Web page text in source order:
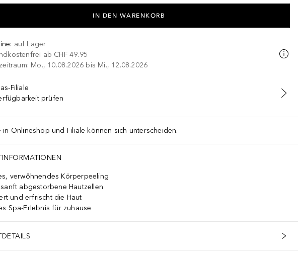
IN DEN WARENKORB
: auf Lager
ab CHF 49.95
Mo., 10.08.2026 bis Mi., 12.08.2026
Filiale
prüfen
in Onlineshop und Filiale können sich unterscheiden.
verwöhnendes Körperpeeling
abgestorbene Hautzellen
und erfrischt die Haut
Spa-Erlebnis für zuhause